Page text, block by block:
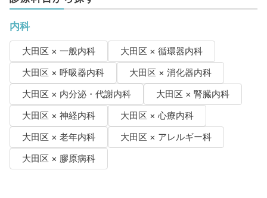
内科
大田区 × 一般内科
大田区 × 循環器内科
大田区 × 呼吸器内科
大田区 × 消化器内科
大田区 × 内分泌・代謝内科
大田区 × 腎臓内科
大田区 × 神経内科
大田区 × 心療内科
大田区 × 老年内科
大田区 × アレルギー科
大田区 × 膠原病科